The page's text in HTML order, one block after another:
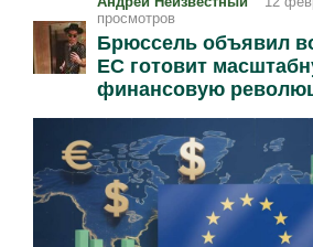
просмотров
Брюссель объявил
ЕС готовит
финансовую